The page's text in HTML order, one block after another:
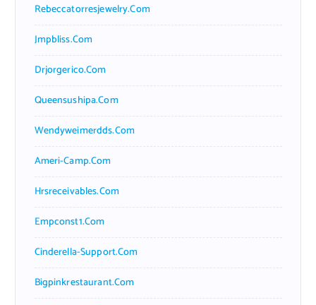
Rebeccatorresjewelry.com
Jmpbliss.com
Drjorgerico.com
Queensushipa.com
Wendyweimerdds.com
Ameri-Camp.com
Hrsreceivables.com
Empconst1.com
Cinderella-Support.com
Bigpinkrestaurant.com